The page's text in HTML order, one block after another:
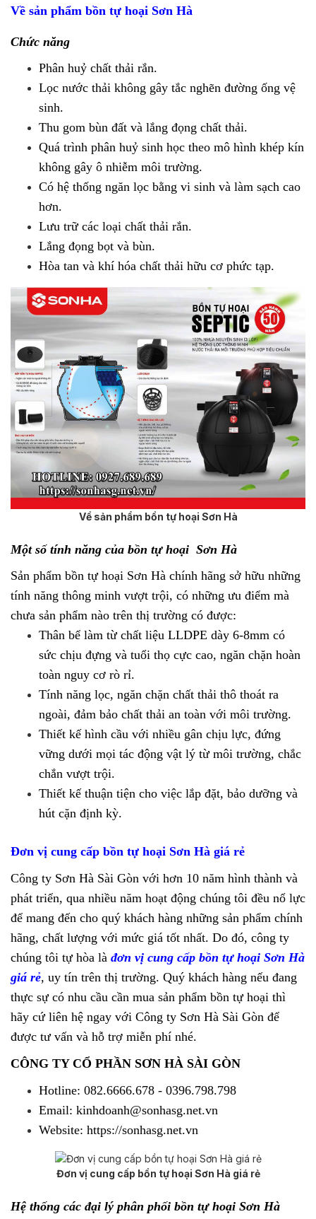
Về sản phẩm bồn tự hoại Sơn Hà
Chức năng
Phân huỷ chất thải rắn.
Lọc nước thải không gây tắc nghẽn đường ống vệ
sinh.
Thu gom bùn đất và lắng đọng chất thải.
Quá trình phân huỷ sinh học theo mô hình khép kín
không gây ô nhiễm môi trường.
Có hệ thống ngăn lọc bằng vi sinh và làm sạch cao
hơn.
Lưu trữ các loại chất thải rắn.
Lắng đọng bọt và bùn.
Hòa tan và khí hóa chất thải hữu cơ phức tạp.
Về sản phẩm bồn tự hoại Sơn Hà
Một số tính năng của bồn tự hoại Sơn Hà
Sản phẩm bồn tự hoại Sơn Hà chính hãng sở hữu những
tính năng thông minh vượt trội, có những ưu điểm mà
chưa sản phẩm nào trên thị trường có được:
Thân bể làm từ chất liệu LLDPE dày 6-8mm có
sức chịu đựng và tuổi thọ cực cao, ngăn chặn hoàn
toàn nguy cơ rò rỉ.
Tính năng lọc, ngăn chặn chất thải thô thoát ra
ngoài, đảm bảo chất thải an toàn với môi trường.
Thiết kế hình cầu với nhiều gân chịu lực, đứng
vững dưới mọi tác động vật lý từ môi trường, chắc
chắn vượt trội.
Thiết kế thuận tiện cho việc lắp đặt, bảo dưỡng và
hút cặn định kỳ.
Đơn vị cung cấp bồn tự hoại Sơn Hà giá rẻ
Công ty Sơn Hà Sài Gòn với hơn 10 năm hình thành và
phát triển, qua nhiều năm hoạt động chúng tôi đều nổ lực
để mang đến cho quý khách hàng những sản phẩm chính
hãng, chất lượng với mức giá tốt nhất. Do đó, công ty
chúng tôi tự hòa là đơn vị cung cấp bồn tự hoại Sơn Hà
giá rẻ, uy tín trên thị trường. Quý khách hàng nếu đang
thực sự có nhu cầu cần mua sản phẩm bồn tự hoại thì
hãy cứ liên hệ ngay với Công ty Sơn Hà Sài Gòn để
được tư vấn và hỗ trợ miễn phí nhé.
CÔNG TY CỔ PHẦN SƠN HÀ SÀI GÒN
Hotline: 082.6666.678 - 0396.798.798
Email: kinhdoanh@sonhasg.net.vn
Website: https://sonhasg.net.vn
Đơn vị cung cấp bồn tự hoại Sơn Hà giá rẻ
Hệ thống các đại lý phân phối bồn tự hoại Sơn Hà